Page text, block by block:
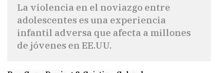
La violencia en el noviazgo entre
adolescentes es una experiencia
infantil adversa que afecta a millones
de jóvenes en EE.UU.